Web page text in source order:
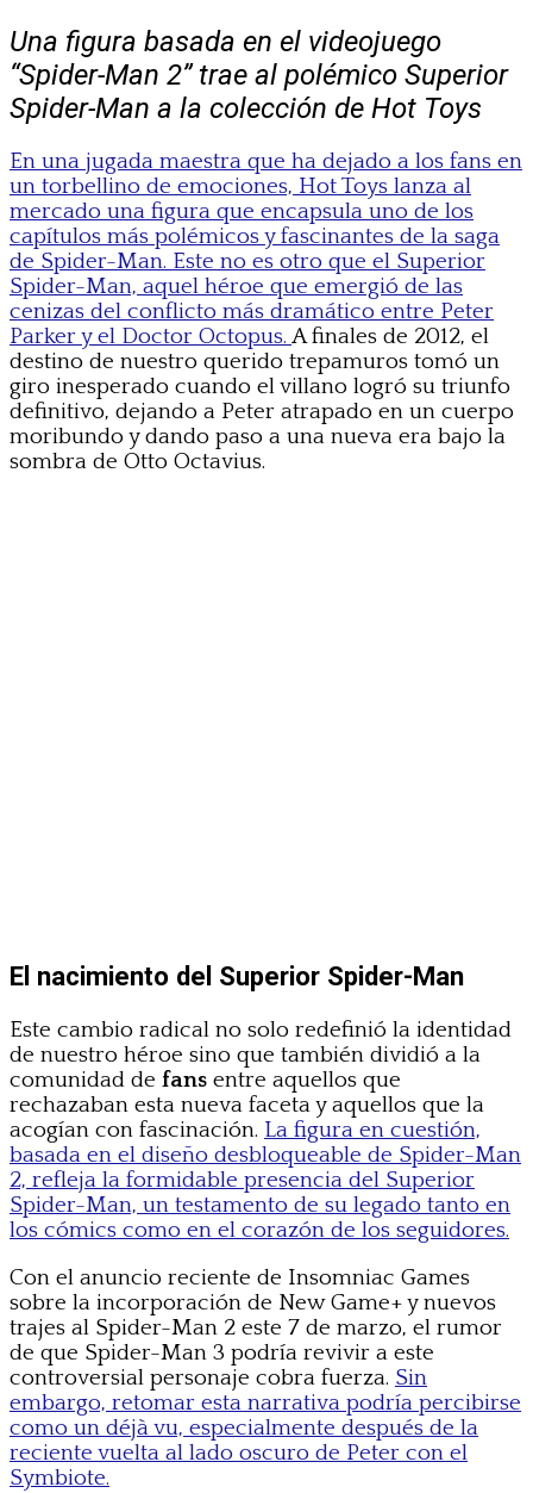
Una figura basada en el videojuego
“Spider-Man 2” trae al polémico Superior
Spider-Man a la colección de Hot Toys
En una jugada maestra que ha dejado a los fans en
un torbellino de emociones, Hot Toys lanza al
mercado una figura que encapsula uno de los
capítulos más polémicos y fascinantes de la saga
de Spider-Man. Este no es otro que el Superior
Spider-Man, aquel héroe que emergió de las
cenizas del conflicto más dramático entre Peter
Parker y el Doctor Octopus. A finales de 2012, el
destino de nuestro querido trepamuros tomó un
giro inesperado cuando el villano logró su triunfo
definitivo, dejando a Peter atrapado en un cuerpo
moribundo y dando paso a una nueva era bajo la
sombra de Otto Octavius.
El nacimiento del Superior Spider-Man
Este cambio radical no solo redefinió la identidad
de nuestro héroe sino que también dividió a la
comunidad de fans entre aquellos que
rechazaban esta nueva faceta y aquellos que la
acogían con fascinación. La figura en cuestión,
basada en el diseño desbloqueable de Spider-Man
2, refleja la formidable presencia del Superior
Spider-Man, un testamento de su legado tanto en
los cómics como en el corazón de los seguidores.
Con el anuncio reciente de Insomniac Games
sobre la incorporación de New Game+ y nuevos
trajes al Spider-Man 2 este 7 de marzo, el rumor
de que Spider-Man 3 podría revivir a este
controversial personaje cobra fuerza. Sin
embargo, retomar esta narrativa podría percibirse
como un déjà vu, especialmente después de la
reciente vuelta al lado oscuro de Peter con el
Symbiote.